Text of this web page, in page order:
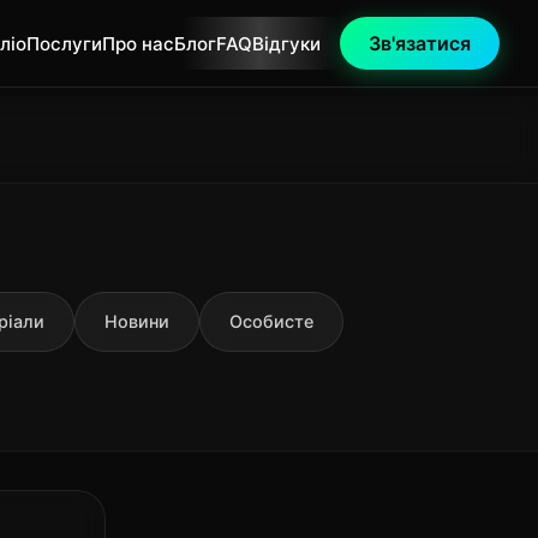
ПослугиПро насБлогFAQВідгуки Зв'язатися
Новини Особисте